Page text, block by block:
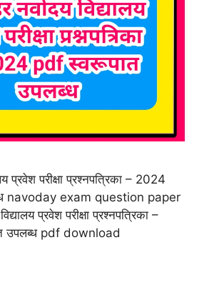
प्रवेश परीक्षा प्रश्नपत्रिका – 2024
navoday exam question paper
प्रवेश परीक्षा प्रश्नपत्रिका –
उपलब्ध pdf download